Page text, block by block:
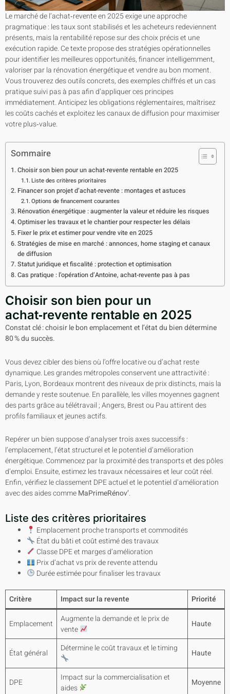
Le marché de l’achat‑revente en 2025 exige une approche
pragmatique : les taux sont stabilisés et les acheteurs redeviennent
présents, mais la rentabilité repose sur des choix précis et une
exécution rapide. Ce texte propose des stratégies opérationnelles
pour identifier les meilleures opportunités, financer intelligemment,
valoriser par la rénovation énergétique et vendre au bon moment.
Vous trouverez des outils concrets, des exemples chiffrés et un cas
pratique suivi pas à pas afin d’appliquer ces principes
immédiatement. Anticipez les obligations réglementaires, maîtrisez
les coûts cachés et exploitez les canaux de diffusion pour maximiser
votre plus‑value.
Sommaire
Choisir son bien pour un achat‑revente rentable en 2025
Liste des critères prioritaires
Financer son projet d’achat‑revente : montages et astuces
Options de financement courantes
Rénovation énergétique : augmenter la valeur et réduire les risques
Optimiser les travaux et le chantier pour respecter les délais
Fixer le prix et estimer pour vendre vite en 2025
Stratégies de mise en marché : annonces, home staging et canaux
de diffusion
Statut juridique et fiscalité : protection et optimisation
Cas pratique : l’opération d’Antoine, achat‑revente pas à pas
Choisir son bien pour un
achat‑revente rentable en 2025
Constat clé : choisir le bon emplacement et l’état du bien détermine
80 % du succès.
Vous devez cibler des biens où l’offre locative ou d’achat reste
dynamique. Les grandes métropoles conservent une attractivité :
Paris, Lyon, Bordeaux montrent des niveaux de prix distincts, mais la
demande y reste soutenue. En parallèle, les villes moyennes gagnent
des parts grâce au télétravail ; Angers, Brest ou Pau attirent des
profils familiaux et jeunes actifs.
Repérer un bien suppose d’analyser trois axes successifs :
l’emplacement, l’état structurel et le potentiel d’amélioration
énergétique. Commencez par la proximité des transports et des pôles
d’emploi. Ensuite, estimez les travaux nécessaires et leur coût réel.
Enfin, vérifiez le classement DPE actuel et le potentiel d’amélioration
avec des aides commeMaPrimeRénov’.
Liste des critères prioritaires
Emplacement proche transports et commodités
État du bâti et coût estimé des travaux
Classe DPE et marges d’amélioration
Prix d’achat vs prix de revente attendu
Durée estimée pour finaliser les travaux
Critère Impact sur la revente Priorité
Emplacement
Augmente la demande et le prix de
vente
Haute
État général Détermine le coût travaux et le timing Haute
DPE
Impact sur la commercialisation et
aides
Moyenne